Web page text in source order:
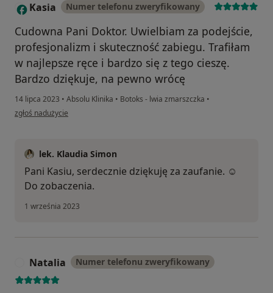
K Kasia Numer telefonu zweryfikowany
Cudowna Pani Doktor. Uwielbiam za podejście,
profesjonalizm i skuteczność zabiegu. Trafiłam
w najlepsze ręce i bardzo się z tego cieszę.
Bardzo dziękuje, na pewno wrócę
14 lipca 2023 • Absolu Klinika • Botoks - lwia zmarszczka •
w opinii użytkownika Kasia
zgłoś nadużycie
lek. Klaudia Simon
Pani Kasiu, serdecznie dziękuję za zaufanie. ☺️
Do zobaczenia.
1 września 2023
Natalia Numer telefonu zweryfikowany